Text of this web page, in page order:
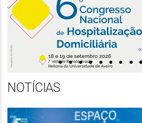
NOTÍCIAS